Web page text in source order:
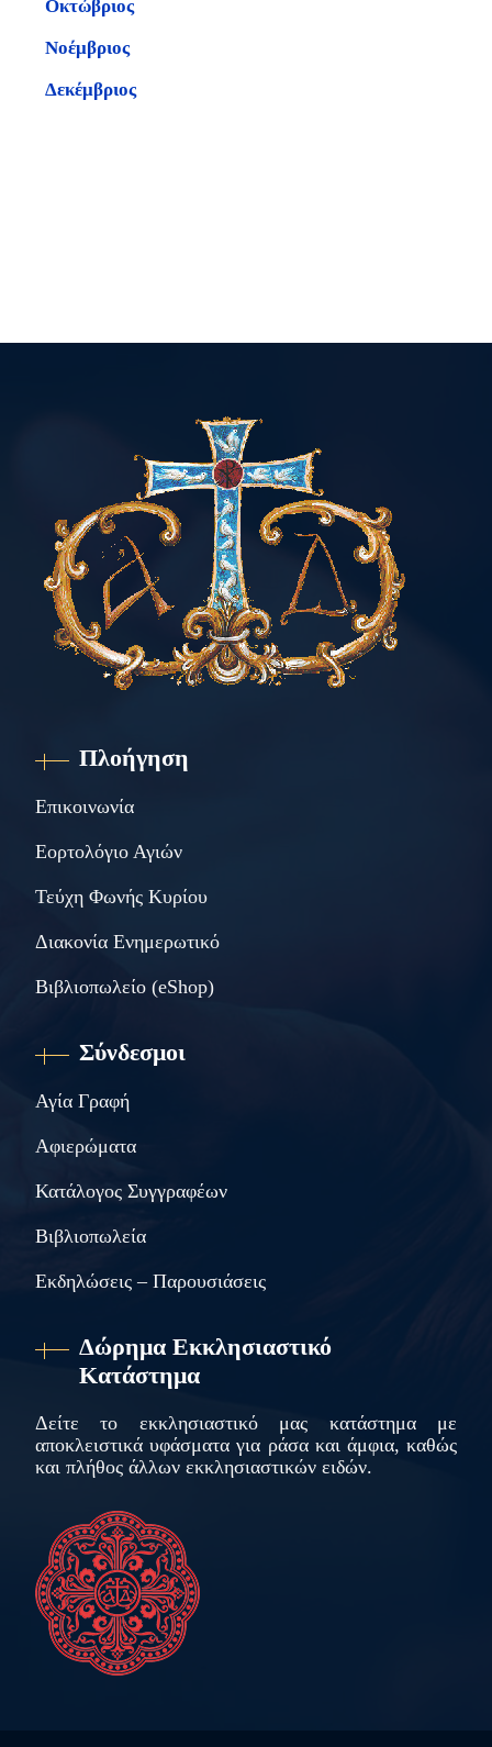
Οκτώβριος
Νοέμβριος
Δεκέμβριος
Πλοήγηση
Επικοινωνία
Εορτολόγιο Αγιών
Τεύχη Φωνής Κυρίου
Διακονία Ενημερωτικό
Βιβλιοπωλείο (eShop)
Σύνδεσμοι
Αγία Γραφή
Αφιερώματα
Κατάλογος Συγγραφέων
Βιβλιοπωλεία
Εκδηλώσεις – Παρουσιάσεις
Δώρημα Εκκλησιαστικό
Κατάστημα
Δείτε το εκκλησιαστικό μας κατάστημα με
αποκλειστικά υφάσματα για ράσα και άμφια, καθώς
και πλήθος άλλων εκκλησιαστικών ειδών.